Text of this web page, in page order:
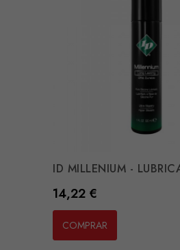
ID MILLENIUM -
Preço
14,22 €
COMPRAR